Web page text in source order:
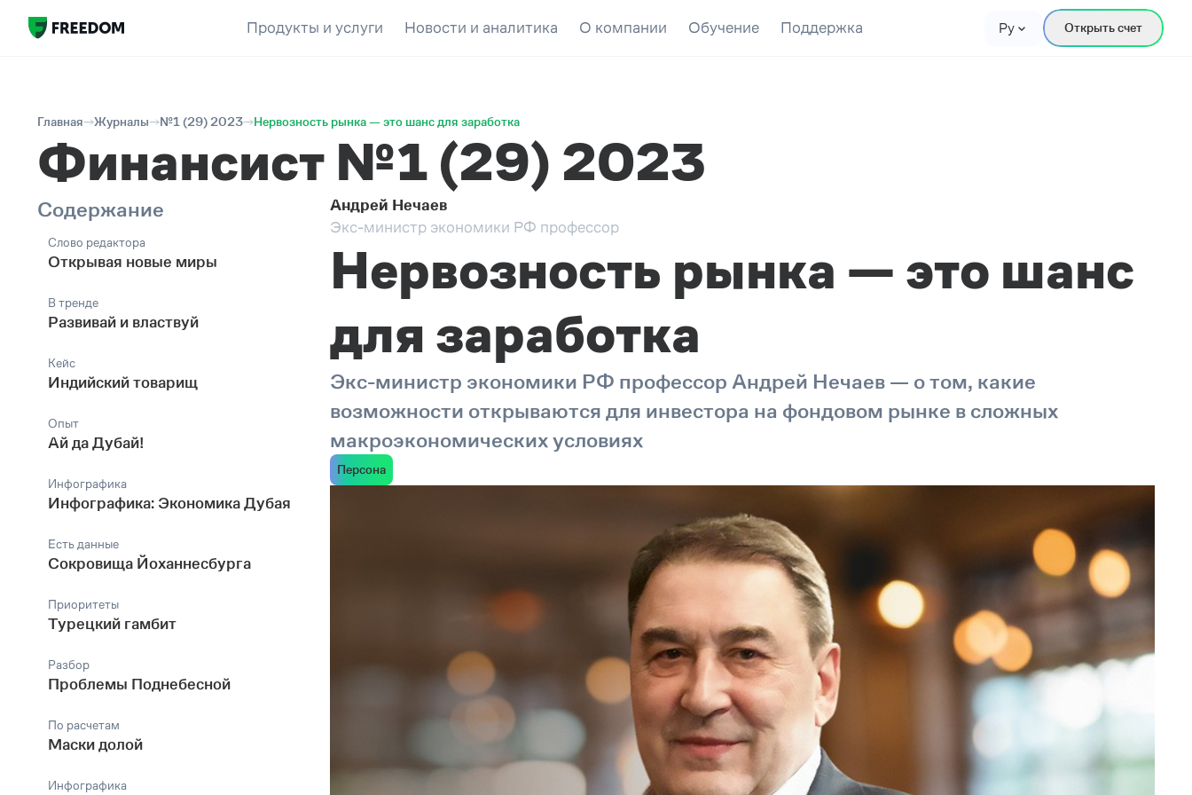
Продукты и услуги Новости и аналитика О компании Обучение Поддержка Ру Открыть счет
Главная Журналы №1 (29) 2023 Нервозность рынка — это шанс для заработка
Финансист №1 (29) 2023
Содержание
Слово редактора
Открывая новые миры
В тренде
Развивай и властвуй
Кейс
Индийский товарищ
Опыт
Ай да Дубай!
Инфографика
Инфографика: Экономика Дубая
Есть данные
Сокровища Йоханнесбурга
Приоритеты
Турецкий гамбит
Разбор
Проблемы Поднебесной
По расчетам
Маски долой
Инфографика
Андрей Нечаев
Экс-министр экономики РФ профессор
Нервозность рынка — это шанс
для заработка
Экс-министр экономики РФ профессор Андрей Нечаев — о том, какие
возможности открываются для инвестора на фондовом рынке в сложных
макроэкономических условиях
Персона